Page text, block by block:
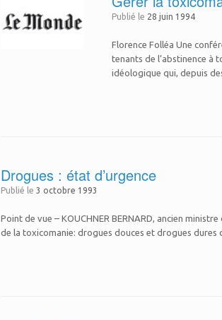
Publié le 28 juin 1994
Florence Folléa Une
tenants de l’abstinence
idéologique qui, depuis
Drogues : état d’urgence
Publié le 3 octobre 1993
Point de vue – KOUCHNER BERNARD, ancien
de la toxicomanie: drogues douces et drogues